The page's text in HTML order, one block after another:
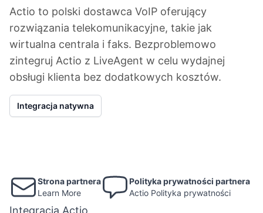
Actio to polski dostawca VoIP oferujący
rozwiązania telekomunikacyjne, takie jak
wirtualna centrala i faks. Bezproblemowo
zintegruj Actio z LiveAgent w celu wydajnej
obsługi klienta bez dodatkowych kosztów.
Integracja natywna
Strona partnera
Learn More
Polityka prywatności partnera
Actio Polityka prywatności
Integracja Actio